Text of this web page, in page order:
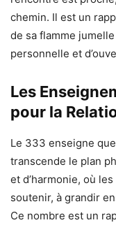
chemin. Il est un
de sa flamme
personnelle et
Les
pour la
Le 333 enseigne
transcende le plan
et d’harmonie, où
soutenir, à grandir
Ce nombre est un